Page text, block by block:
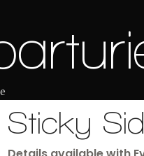
Sticky